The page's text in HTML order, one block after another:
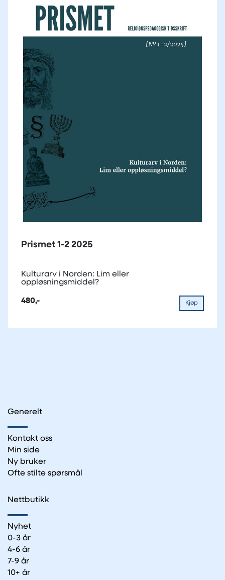
Prismet 1-2 2025
Kulturarv i Norden: Lim eller
oppløsningsmiddel?
480,- Kjøp
Generelt
Kontakt oss
Min side
Ny bruker
Ofte stilte spørsmål
Nettbutikk
Nyhet
0-3 år
4-6 år
7-9 år
10+ år